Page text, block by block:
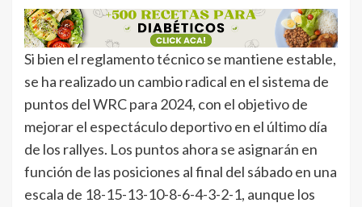
Si bien el reglamento técnico se mantiene estable,
se ha realizado un cambio radical en el sistema de
puntos del WRC para 2024, con el objetivo de
mejorar el espectáculo deportivo en el último día
de los rallyes. Los puntos ahora se asignarán en
función de las posiciones al final del sábado en una
escala de 18-15-13-10-8-6-4-3-2-1, aunque los